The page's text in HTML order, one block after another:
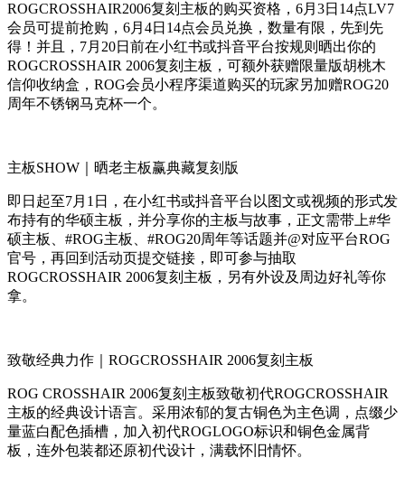
ROGCROSSHAIR2006复刻主板的购买资格，6月3日14点LV7
会员可提前抢购，6月4日14点会员兑换，数量有限，先到先
得！并且，7月20日前在小红书或抖音平台按规则晒出你的
ROGCROSSHAIR 2006复刻主板，可额外获赠限量版胡桃木
信仰收纳盒，ROG会员小程序渠道购买的玩家另加赠ROG20
周年不锈钢马克杯一个。
主板SHOW｜晒老主板赢典藏复刻版
即日起至7月1日，在小红书或抖音平台以图文或视频的形式发
布持有的华硕主板，并分享你的主板与故事，正文需带上#华
硕主板、#ROG主板、#ROG20周年等话题并@对应平台ROG
官号，再回到活动页提交链接，即可参与抽取
ROGCROSSHAIR 2006复刻主板，另有外设及周边好礼等你
拿。
致敬经典力作｜ROGCROSSHAIR 2006复刻主板
ROG CROSSHAIR 2006复刻主板致敬初代ROGCROSSHAIR
主板的经典设计语言。采用浓郁的复古铜色为主色调，点缀少
量蓝白配色插槽，加入初代ROGLOGO标识和铜色金属背
板，连外包装都还原初代设计，满载怀旧情怀。